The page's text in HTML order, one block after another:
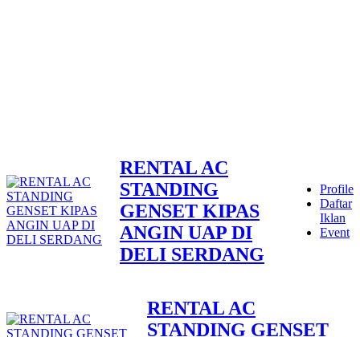
RENTAL AC
STANDING
GENSET KIPAS
ANGIN UAP DI
DELI SERDANG
Profile
Daftar
Iklan
Event
RENTAL AC
STANDING GENSET